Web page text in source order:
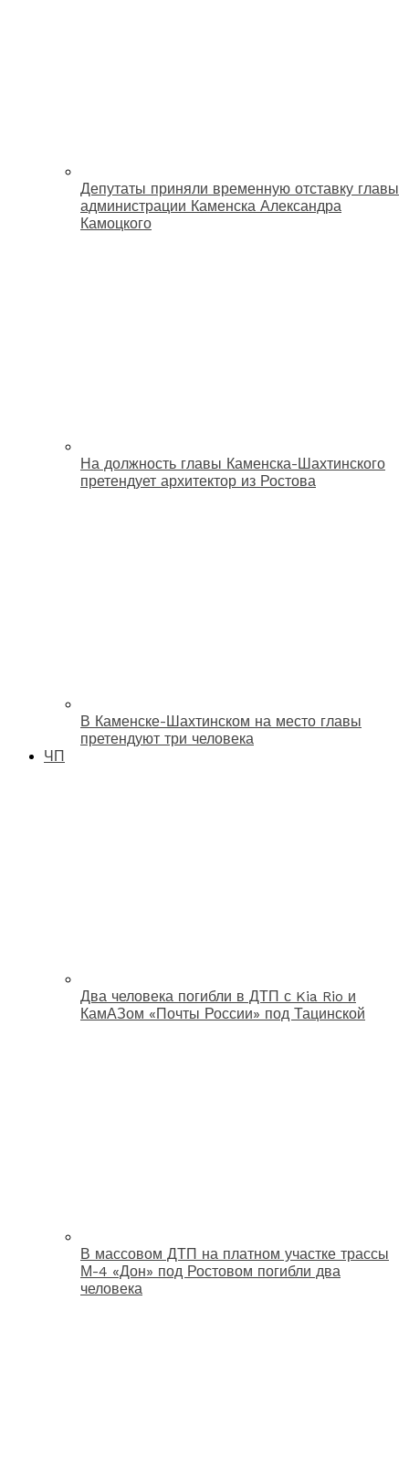
Депутаты приняли временную отставку главы
администрации Каменска Александра
Камоцкого
На должность главы Каменска-Шахтинского
претендует архитектор из Ростова
В Каменске-Шахтинском на место главы
претендуют три человека
ЧП
Два человека погибли в ДТП с Kia Rio и
КамАЗом «Почты России» под Тацинской
В массовом ДТП на платном участке трассы
М-4 «Дон» под Ростовом погибли два
человека